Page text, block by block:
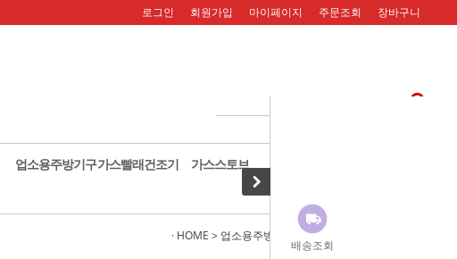
배송조회
로그인 회원가입 마이페이지 주문조회 장바구니
업소용주방기구가스빨래건조기 가스스토브
· HOME > 업소용주방기구 >가스레인지